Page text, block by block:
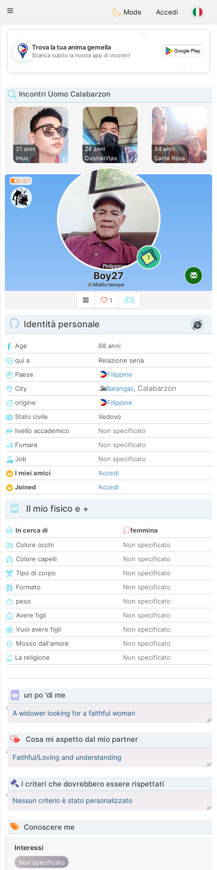
PhilippinesChat
Toggle
Mode Accedi
💖
💕
Trova la tua anima gemella
Scarica subito la nostra app di incontri!
Incontri Uomo Calabarzon
31 anni
Imus
24 anni
Dasmariñas
34 anni
Santa Rosa
0.6/1
1
Boy27
Molto tempo
1
Identità personale
Age
68 anni
qui a
Relazione seria
Paese
Filippine
City
Batangas, Calabarzon
origine
Filippine
Stato civile
Vedovo
livello accademico
Non specificato
Fumare
Non specificato
Job
Non specificato
I miei amici
Accedi
Joined
Accedi
Il mio fisico e +
In cerca di
femmina
Colore occhi
Non specificato
Colore capelli
Non specificato
Tipo di corpo
Non specificato
Formato
Non specificato
peso
Non specificato
Avere figli
Non specificato
Vuoi avere figli
Non specificato
Mosso dall'amore
Non specificato
La religione
Non specificato
un po 'di me
A widower looking for a faithful woman
Cosa mi aspetto dal mio partner
Faithful/Loving and understanding
I criteri che dovrebbero essere rispettati
Nessun criterio è stato personalizzato
Conoscere me
Interessi
Non specificato